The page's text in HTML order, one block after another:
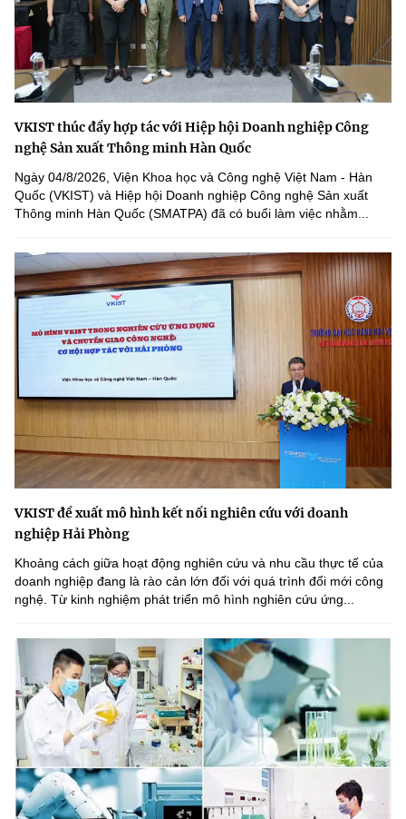
VKIST thúc đẩy hợp tác với Hiệp hội Doanh nghiệp Công
nghệ Sản xuất Thông minh Hàn Quốc
Ngày 04/8/2026, Viện Khoa học và Công nghệ Việt Nam - Hàn
Quốc (VKIST) và Hiệp hội Doanh nghiệp Công nghệ Sản xuất
Thông minh Hàn Quốc (SMATPA) đã có buổi làm việc nhằm...
VKIST đề xuất mô hình kết nối nghiên cứu với doanh
nghiệp Hải Phòng
Khoảng cách giữa hoạt động nghiên cứu và nhu cầu thực tế của
doanh nghiệp đang là rào cản lớn đối với quá trình đổi mới công
nghệ. Từ kinh nghiệm phát triển mô hình nghiên cứu ứng...